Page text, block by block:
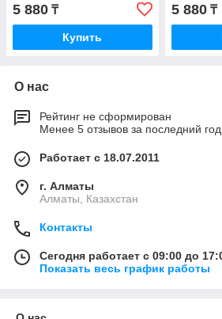
(Гарантия 50 лет)
5 880 ₸
Купить
5 880₸
О нас
Рейтинг не сформирован
Менее 5 отзывов за последний год
Работает с 18.07.2011
г. Алматы
Алматы, Казахстан
Контакты
Сегодня работает с 09:00 до
Показать весь график работы